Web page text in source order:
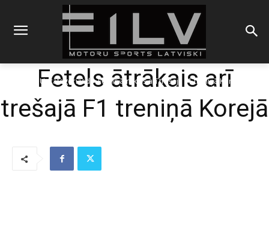
Uncategorized Fetels ātrākais arī trešajā F1 treniņā Korejā
Fetels ātrākais arī
trešajā F1 treniņā Korejā